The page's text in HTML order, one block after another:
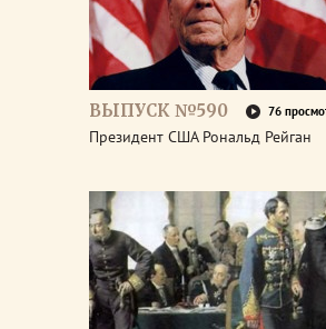
ВЫПУСК №590 76
Президент США Рональд Рейган